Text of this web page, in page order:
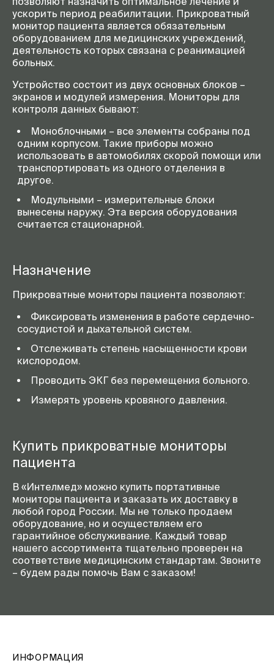
ускорить период реабилитации. Прикроватный
монитор пациента является обязательным
оборудованием для медицинских учреждений,
деятельность которых связана с реанимацией
больных.
Устройство состоит из двух основных блоков –
экранов и модулей измерения. Мониторы для
контроля данных бывают:
Моноблочными – все элементы собраны под
одним корпусом. Такие приборы можно
использовать в автомобилях скорой помощи или
транспортировать из одного отделения в
другое.
Модульными – измерительные блоки
вынесены наружу. Эта версия оборудования
считается стационарной.
Назначение
Прикроватные мониторы пациента позволяют:
Фиксировать изменения в работе сердечно-
сосудистой и дыхательной систем.
Отслеживать степень насыщенности крови
кислородом.
Проводить ЭКГ без перемещения больного.
Измерять уровень кровяного давления.
Купить прикроватные мониторы
пациента
В «Интелмед» можно купить портативные
мониторы пациента и заказать их доставку в
любой город России. Мы не только продаем
оборудование, но и осуществляем его
гарантийное обслуживание. Каждый товар
нашего ассортимента тщательно проверен на
соответствие медицинским стандартам. Звоните
– будем рады помочь Вам с заказом!
ИНФОРМАЦИЯ